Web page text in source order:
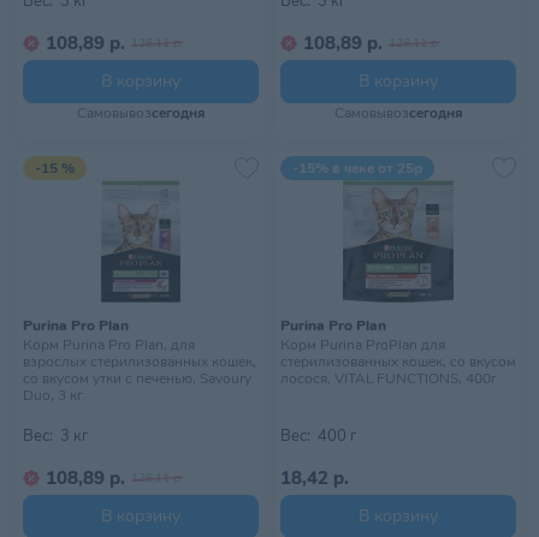
108,89 р. 128,11 р.
В корзину
Самовывозсегодня
108,89 р. 128,11 р.
В корзину
Самовывозсегодня
-15 %
Purina Pro Plan
Корм Purina Pro Plan, для
взрослых стерилизованных кошек,
со вкусом утки с печенью, Savoury
Duo, 3 кг
Вес: 3 кг
108,89 р. 128,11 р.
В корзину
-15% в чеке от 25р
Purina Pro Plan
Корм Purina ProPlan для
стерилизованных кошек, со вкусом
лосося, VITAL FUNCTIONS, 400г
Вес: 400 г
18,42 р.
В корзину